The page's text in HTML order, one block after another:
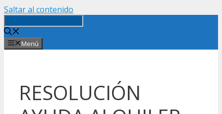
Saltar al contenido
Menú
RESOLUCIÓN